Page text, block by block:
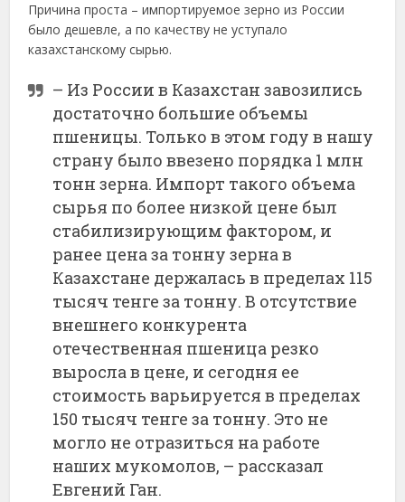
Причина проста – импортируемое зерно из России
было дешевле, а по качеству не уступало
казахстанскому сырью.
– Из России в Казахстан завозились
достаточно большие объемы
пшеницы. Только в этом году в нашу
страну было ввезено порядка 1 млн
тонн зерна. Импорт такого объема
сырья по более низкой цене был
стабилизирующим фактором, и
ранее цена за тонну зерна в
Казахстане держалась в пределах 115
тысяч тенге за тонну. В отсутствие
внешнего конкурента
отечественная пшеница резко
выросла в цене, и сегодня ее
стоимость варьируется в пределах
150 тысяч тенге за тонну. Это не
могло не отразиться на работе
наших мукомолов, – рассказал
Евгений Ган.